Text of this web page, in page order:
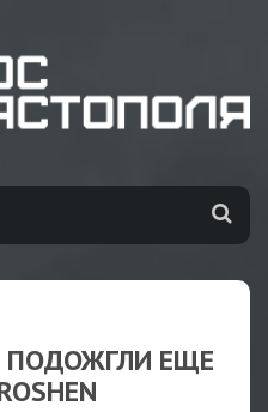
ПОДОЖГЛИ ЕЩЕ